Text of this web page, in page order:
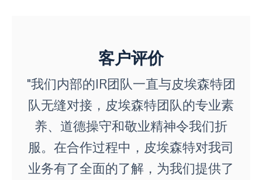
客户评价
"我们内部的IR团队一直与皮埃森特团
队无缝对接，皮埃森特团队的专业素
养、道德操守和敬业精神令我们折
服。在合作过程中，皮埃森特对我司
业务有了全面的了解，为我们提供了